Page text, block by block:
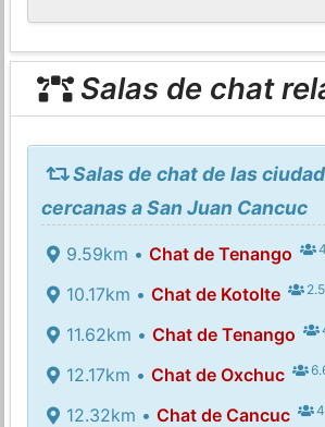
Salas de chat
Salas de chat de las
cercanas a San Juan Cancuc
9.59km • Chat de Tenango
10.17km • Chat de Kotolte
11.62km • Chat de Tenango
12.17km • Chat de Oxchuc
12.32km • Chat de Cancuc